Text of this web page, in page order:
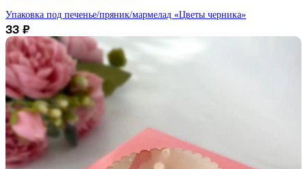
Упаковка под печенье/пряник/мармелад «Цветы черника»
33 ₽